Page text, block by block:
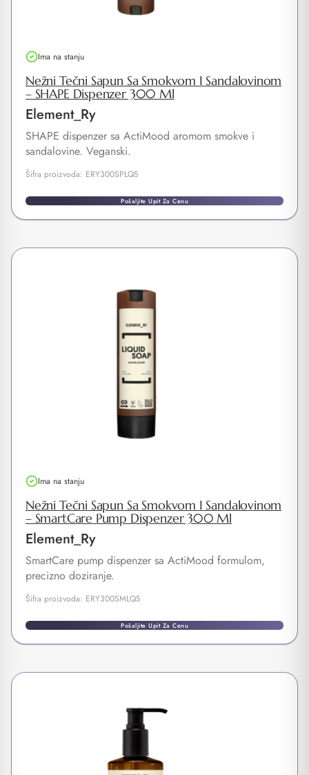
Ima na stanju
Nežni Tečni Sapun Sa Smokvom I Sandalovinom
– SHAPE Dispenzer 300 Ml
Element_Ry
SHAPE dispenzer sa ActiMood aromom smokve i
sandalovine. Veganski.
Šifra proizvoda: ERY300SPLQS
Pošaljite Upit Za Cenu
Ima na stanju
Nežni Tečni Sapun Sa Smokvom I Sandalovinom
– SmartCare Pump Dispenzer 300 Ml
Element_Ry
SmartCare pump dispenzer sa ActiMood formulom,
precizno doziranje.
Šifra proizvoda: ERY300SMLQS
Pošaljite Upit Za Cenu